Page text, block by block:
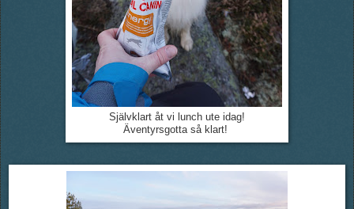
Självklart åt vi lunch ute idag!
Äventyrsgotta så klart!